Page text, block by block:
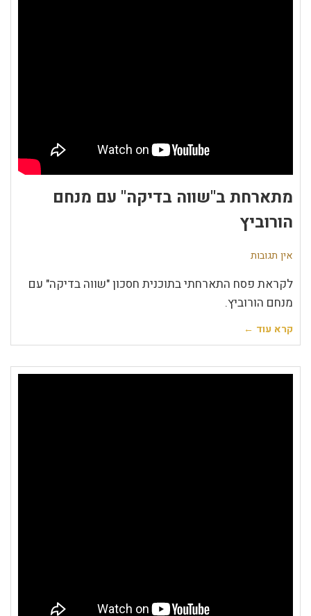
מתארחת ב"שווה בדיקה" עם מנחם
הורוביץ
אין תגובות
לקראת פסח התארחתי בתוכנית חסכון "שווה בדיקה" עם
מנחם הורוביץ.
קרא עוד ←